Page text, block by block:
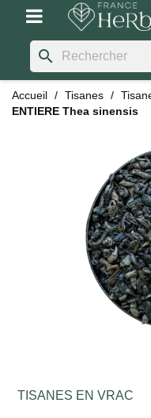
search
Accueil Tisanes
ENTIERE Thea sinensis
TISANES EN VRAC